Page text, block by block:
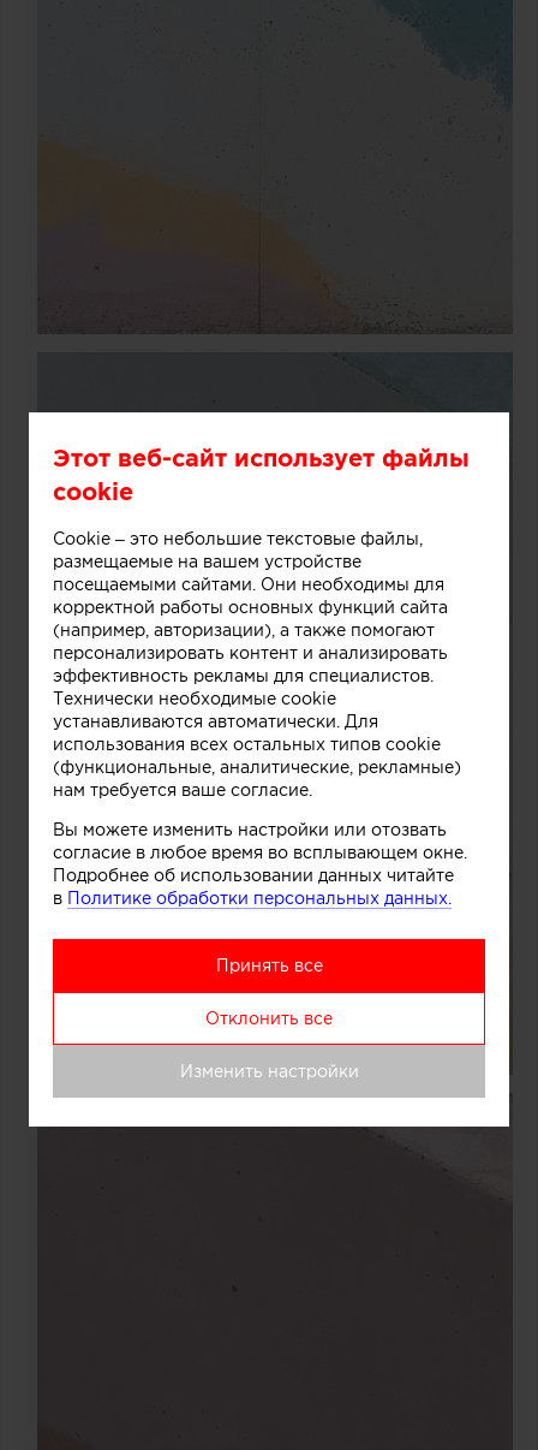
Этот веб-сайт использует файлы
cookie
Cookie – это небольшие текстовые файлы,
размещаемые на вашем устройстве
посещаемыми сайтами. Они необходимы для
корректной работы основных функций сайта
(например, авторизации), а также помогают
персонализировать контент и анализировать
эффективность рекламы для специалистов.
Технически необходимые cookie
устанавливаются автоматически. Для
использования всех остальных типов cookie
(функциональные, аналитические, рекламные)
нам требуется ваше согласие.
Вы можете изменить настройки или отозвать
согласие в любое время во всплывающем окне.
Подробнее об использовании данных читайте
в Политике обработки персональных данных.
Принять все
Отклонить все
Изменить настройки